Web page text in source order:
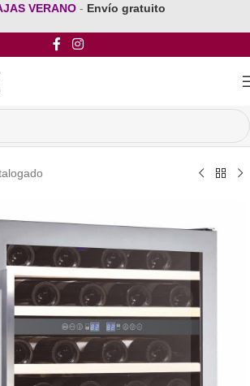
VERANO - Envío gratuito